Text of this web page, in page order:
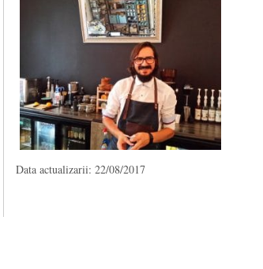
Data actualizarii: 22/08/2017